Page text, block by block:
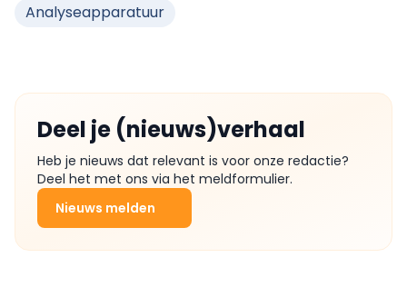
Analyseapparatuur
Deel je (nieuws)verhaal
Heb je nieuws dat relevant is voor onze redactie?
Deel het met ons via het meldformulier.
Nieuws melden